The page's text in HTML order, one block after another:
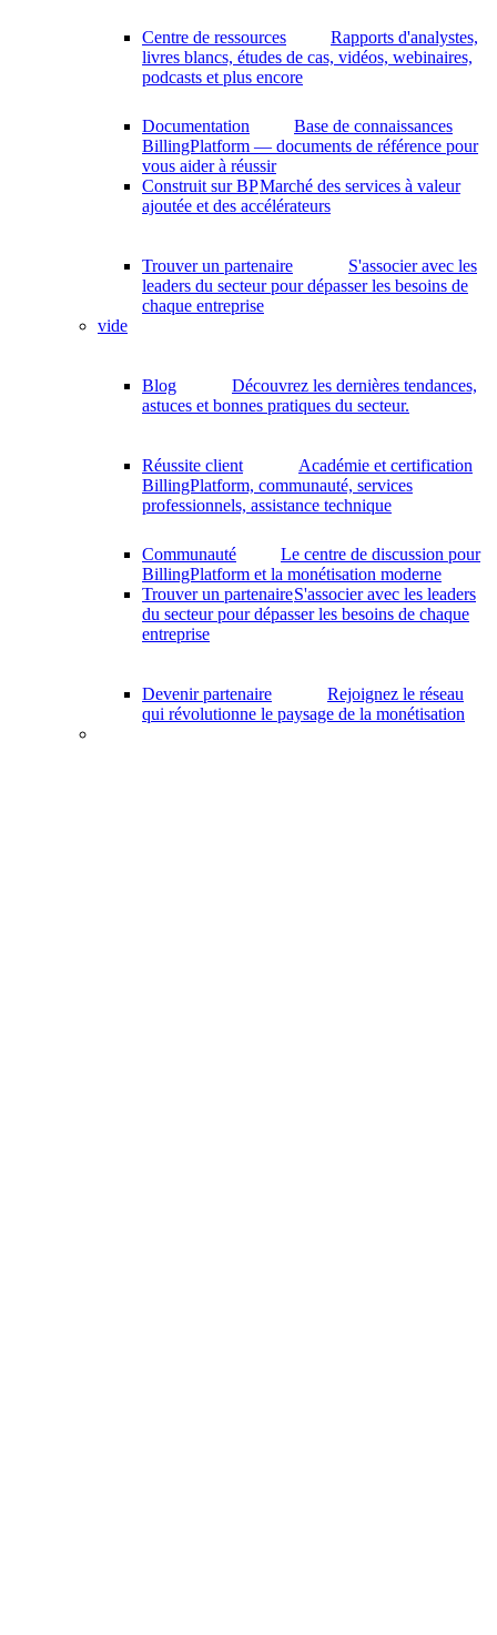
Centre de ressources
Rapports d'analystes,
livres blancs, études de cas, vidéos, webinaires,
podcasts et plus encore
Documentation
Base de connaissances
BillingPlatform — documents de référence pour
vous aider à réussir
Construit sur BPMarché des services à valeur
ajoutée et des accélérateurs
Trouver un partenaire
S'associer avec les
leaders du secteur pour dépasser les besoins de
chaque entreprise
vide
Blog
Découvrez les dernières tendances,
astuces et bonnes pratiques du secteur.
Réussite client
Académie et certification
BillingPlatform, communauté, services
professionnels, assistance technique
Communauté
Le centre de discussion pour
BillingPlatform et la monétisation moderne
Trouver un partenaireS'associer avec les leaders
du secteur pour dépasser les besoins de chaque
entreprise
Devenir partenaire
Rejoignez le réseau
qui révolutionne le paysage de la monétisation